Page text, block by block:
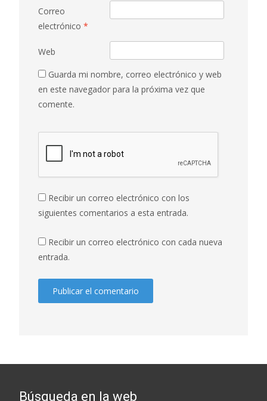
Correo
electrónico *
Web
Guarda mi nombre, correo electrónico y web
en este navegador para la próxima vez que
comente.
Recibir un correo electrónico con los
siguientes comentarios a esta entrada.
Recibir un correo electrónico con cada nueva
entrada.
Búsqueda en la web